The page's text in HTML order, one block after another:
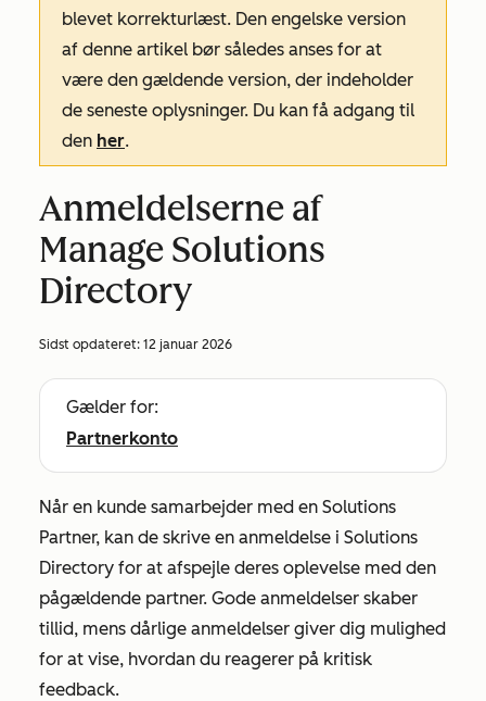
blevet korrekturlæst. Den engelske version
af denne artikel bør således anses for at
være den gældende version, der indeholder
de seneste oplysninger. Du kan få adgang til
den her.
Anmeldelserne af
Manage Solutions
Directory
Sidst opdateret: 12 januar 2026
Gælder for:
Partnerkonto
Når en kunde samarbejder med en Solutions
Partner, kan de skrive en anmeldelse i Solutions
Directory for at afspejle deres oplevelse med den
pågældende partner. Gode anmeldelser skaber
tillid, mens dårlige anmeldelser giver dig mulighed
for at vise, hvordan du reagerer på kritisk
feedback.